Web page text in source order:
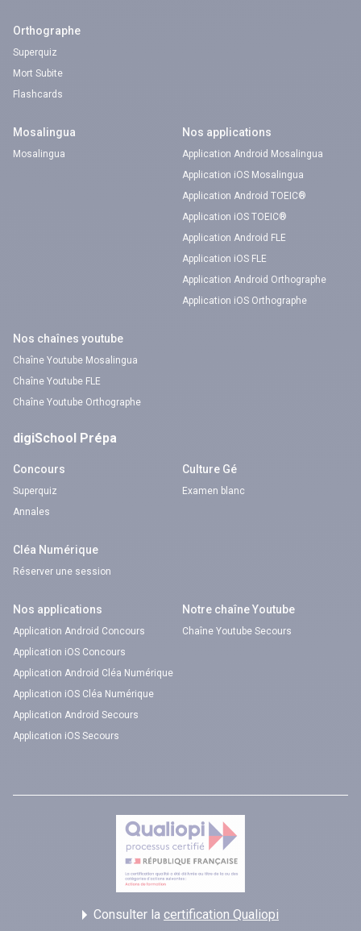
Orthographe
Superquiz
Mort Subite
Flashcards
Mosalingua
Mosalingua
Nos applications
Application Android Mosalingua
Application iOS Mosalingua
Application Android TOEIC®
Application iOS TOEIC®
Application Android FLE
Application iOS FLE
Application Android Orthographe
Application iOS Orthographe
Nos chaînes youtube
Chaîne Youtube Mosalingua
Chaîne Youtube FLE
Chaîne Youtube Orthographe
digiSchool Prépa
Concours
Superquiz
Annales
Culture Gé
Examen blanc
Cléa Numérique
Réserver une session
Nos applications
Application Android Concours
Application iOS Concours
Application Android Cléa Numérique
Application iOS Cléa Numérique
Application Android Secours
Application iOS Secours
Notre chaîne Youtube
Chaîne Youtube Secours
Consulter la certification Qualiopi